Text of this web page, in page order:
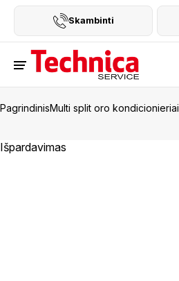
Skambinti
PagrindinisMulti split oro kondicionieriai
Išpardavimas